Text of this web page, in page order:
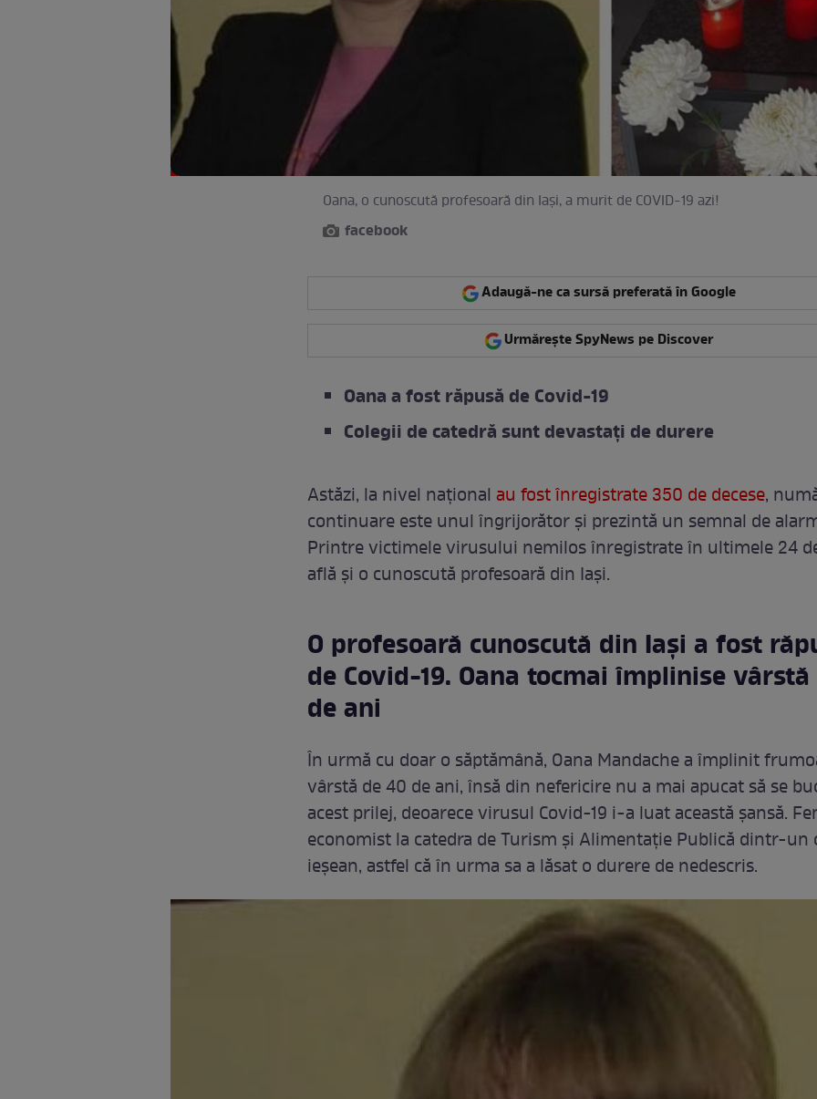
Oana, o cunoscută profesoară din Iași, a murit de COVID-19 azi!
facebook
Adaugă-ne ca sursă preferată în Google
Urmărește SpyNews pe Discover
Oana a fost răpusă de Covid-19
Colegii de catedră sunt devastați de durere
Astăzi, la nivel național au fost înregistrate 350 de decese,
continuare este unul îngrijorător și prezintă un semnal de
Printre victimele virusului nemilos înregistrate în ultimele 24
află și o cunoscută profesoară din Iași.
O profesoară cunoscută din Iași a fost
de Covid-19. Oana tocmai împlinise
de ani
În urmă cu doar o săptămână, Oana Mandache a împlinit
vârstă de 40 de ani, însă din nefericire nu a mai apucat să se
acest prilej, deoarece virusul Covid-19 i-a luat această șansă.
economist la catedra de Turism şi Alimentaţie Publică dintr-un
ieşean, astfel că în urma sa a lăsat o durere de nedescris.